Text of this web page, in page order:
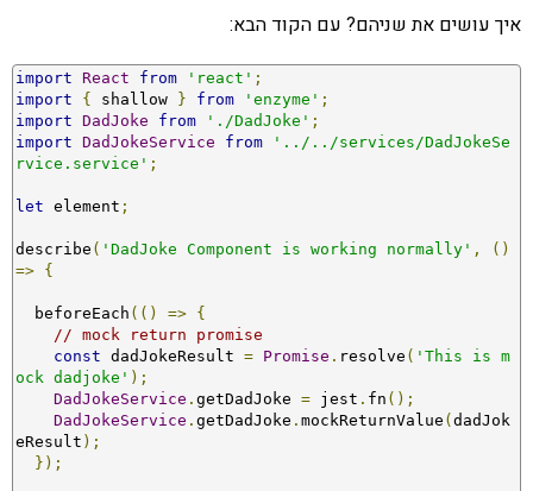
איך עושים את שניהם? עם הקוד הבא:
import React from 'react' ;
import
{ shallow } from 'enzyme' ;
import DadJoke from './DadJoke' ;
import DadJokeService from
'../../services/DadJokeSe
rvice.service' ;
let element ;
describe ( 'DadJoke Component is working normally' ,
()
=> {
  beforeEach
(() => {
// mock return promise
const dadJokeResult = Promise . resolve ( 'This is m
ock dadjoke' );
DadJokeService . getDadJoke = jest . fn ();
DadJokeService . getDadJoke . mockReturnValue (dadJok
eResult );
});